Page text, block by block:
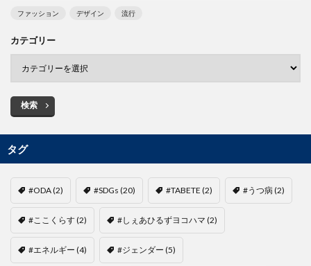
ファッション デザイン 流行
カテゴリー
検索
タグ
#ODA(2) #SDGs (20) #TABETE (2) #うつ病(2)
#ここくらす(2) #しぇあひるずヨコハマ (2)
#エネルギー (4) #ジェンダー (5)